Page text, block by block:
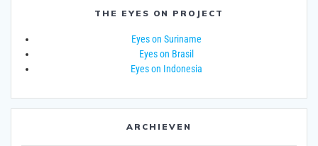
THE EYES ON PROJECT
Eyes on Suriname
Eyes on Brasil
Eyes on Indonesia
ARCHIEVEN